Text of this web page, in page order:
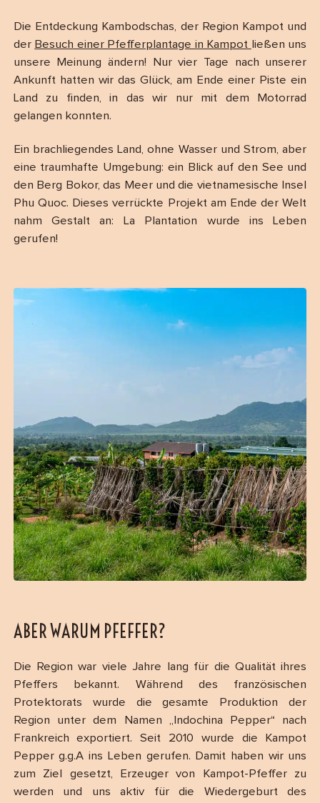
Die Entdeckung Kambodschas, der Region Kampot und
der Besuch einer Pfefferplantage in Kampot ließen uns
unsere Meinung ändern! Nur vier Tage nach unserer
Ankunft hatten wir das Glück, am Ende einer Piste ein
Land zu finden, in das wir nur mit dem Motorrad
gelangen konnten.
Ein brachliegendes Land, ohne Wasser und Strom, aber
eine traumhafte Umgebung: ein Blick auf den See und
den Berg Bokor, das Meer und die vietnamesische Insel
Phu Quoc. Dieses verrückte Projekt am Ende der Welt
nahm Gestalt an: La Plantation wurde ins Leben
gerufen!
ABER WARUM PFEFFER?
Die Region war viele Jahre lang für die Qualität ihres
Pfeffers bekannt. Während des französischen
Protektorats wurde die gesamte Produktion der
Region unter dem Namen „Indochina Pepper“ nach
Frankreich exportiert. Seit 2010 wurde die Kampot
Pepper g.g.A ins Leben gerufen. Damit haben wir uns
zum Ziel gesetzt, Erzeuger von Kampot-Pfeffer zu
werden und uns aktiv für die Wiedergeburt des